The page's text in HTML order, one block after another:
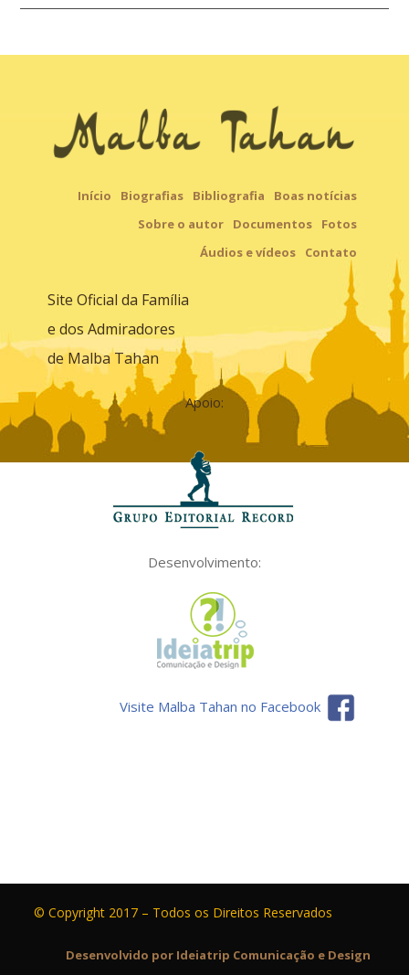
Início Biografias Bibliografia
Boas notícias
Sobre o autor
Documentos
Fotos
Áudios e vídeos
Contato
Site Oficial da Família
e dos Admiradores
de Malba Tahan
Apoio:
Desenvolvimento:
Visite Malba Tahan no Facebook
© Copyright 2017 – Todos os Direitos Reservados
Desenvolvido por Ideiatrip Comunicação e Design